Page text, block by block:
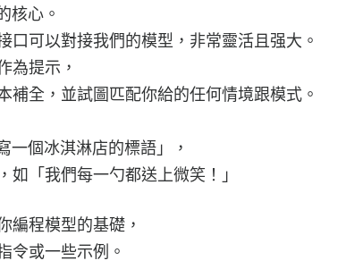
核心。
口可以對接我們的模型，非常靈活且强大。
為提示，
補全，並試圖匹配你給的任何情境跟模式。
一個冰淇淋店的標語」，
如「我們每一勺都送上微笑！」
編程模型的基礎，
令或一些示例。